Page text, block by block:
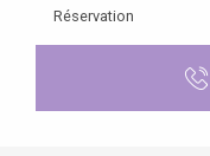
Réservation